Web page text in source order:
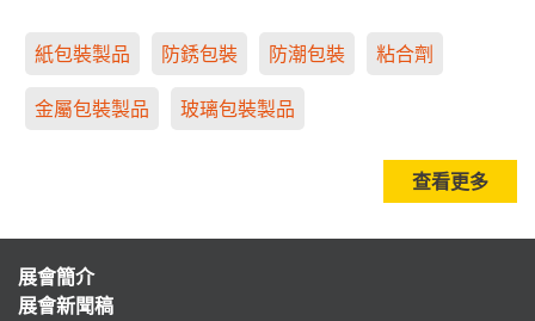
紙包裝製品 防銹包裝 防潮包裝 粘合劑
金屬包裝製品 玻璃包裝製品
查看更多
展會簡介
展會新聞稿